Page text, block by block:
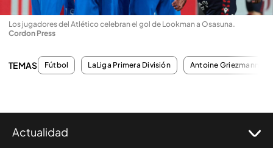
Los jugadores del Atlético celebran el gol de Lookman a Osasuna.
Cordon Press
TEMAS Fútbol LaLiga Primera División Antoine Griezmann
Actualidad